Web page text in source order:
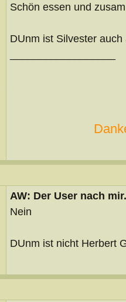
Schön essen und
DUnm ist Silvester
AW: Der User nach
Nein
DUnm ist nicht Herbert